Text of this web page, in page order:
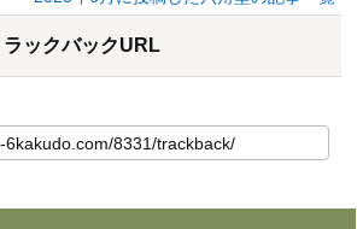
ラックバックURL